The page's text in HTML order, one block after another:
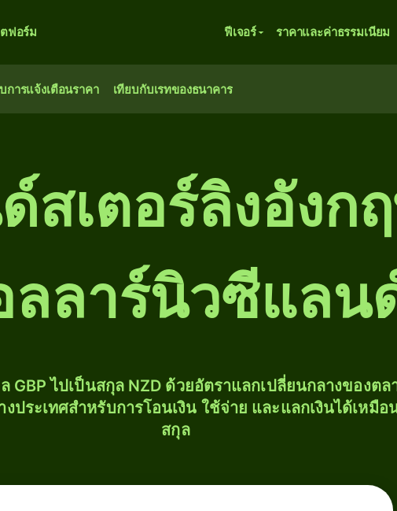
ฟอร์ม ฟีเจอร์ ราคาและค่าธรรมเนียม
การแจ้งเตือนราคา เทียบกับเรทของธนาคาร
สเตอร์ลิงอังก
ลลาร์นิวซีแลน
GBP ไปเป็นสกุล NZD ด้วยอัตราแลกเปลี่ยนกลางของตล
ประเทศสำหรับการโอนเงิน ใช้จ่าย และแลกเงินได้เหมือ
สกุล